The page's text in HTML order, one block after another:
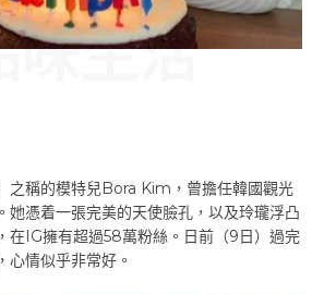
味生活
之稱的模特兒Bora Kim，曾擔任韓國觀光
她憑着一張完美的天使臉孔，以及玲瓏浮凸
在IG擁有超過58萬粉絲。日前（9日）過完
心情似乎非常好。